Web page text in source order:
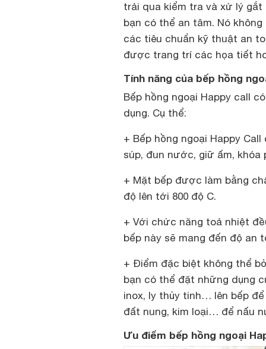
trải qua kiểm tra và xử lý
bạn có thể an tâm. Nó
các tiêu chuẩn kỹ thuật an
được trang trí các họa tiết
Tính năng của bếp hồng
Bếp hồng ngoại Happy call
dụng. Cụ thể:
+ Bếp hồng ngoại Happy
súp, đun nước, giữ ấm, khóa
+ Mặt bếp được làm bằng
độ lên tới 800 độ C.
+ Với chức năng toả nhiệt
bếp này sẽ mang đến độ an
+ Điểm đặc biệt không thể
bạn có thể đặt những dụng
inox, ly thủy tinh… lên bếp
đất nung, kim loại… để nấu
Ưu điểm bếp hồng ngoại